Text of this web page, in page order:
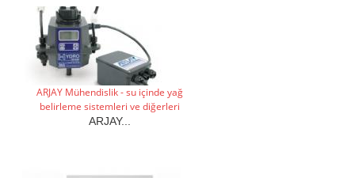
ARJAY Mühendislik - su içinde yağ
belirleme sistemleri ve diğerleri
ARJAY...